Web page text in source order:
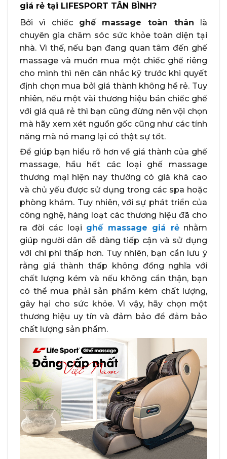
giá rẻ tại LIFESPORT TÂN BÌNH?
Bởi vì chiếc ghế massage toàn thân là
chuyên gia chăm sóc sức khỏe toàn diện tại
nhà. Vì thế, nếu bạn đang quan tâm đến ghế
massage và muốn mua một chiếc ghế riêng
cho mình thì nên cân nhắc kỹ trước khi quyết
định chọn mua bởi giá thành không hề rẻ. Tuy
nhiên, nếu một vài thương hiệu bán chiếc ghế
với giá quá rẻ thì bạn cũng đừng nên vội chọn
mà hãy xem xét nguồn gốc cũng như các tính
năng mà nó mang lại có thật sự tốt.
Để giúp bạn hiểu rõ hơn về giá thành của ghế
massage, hầu hết các loại ghế massage
thương mại hiện nay thường có giá khá cao
và chủ yếu được sử dụng trong các spa hoặc
phòng khám. Tuy nhiên, với sự phát triển của
công nghệ, hàng loạt các thương hiệu đã cho
ra đời các loại ghế massage giá rẻnhằm
giúp người dân dễ dàng tiếp cận và sử dụng
với chi phí thấp hơn. Tuy nhiên, bạn cần lưu ý
rằng giá thành thấp không đồng nghĩa với
chất lượng kém và nếu không cẩn thận, bạn
có thể mua phải sản phẩm kém chất lượng,
gây hại cho sức khỏe. Vì vậy, hãy chọn một
thương hiệu uy tín và đảm bảo để đảm bảo
chất lượng sản phẩm.